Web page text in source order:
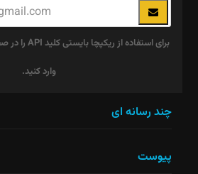
وارد کنید.
نباید
چند رسانه ای
پیوست